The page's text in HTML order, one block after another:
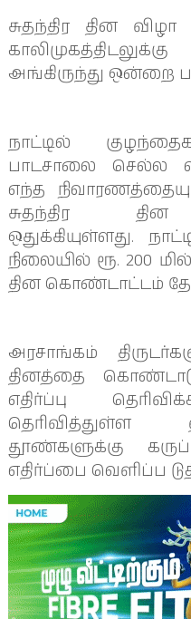
சுதந்திர தின
அங்கிருந்து ஒன்றை
நாட்டில்
பாடசாலை செல்ல
எந்த
சுதந்திர தின
ஒதுக்கியுள்ளது.
நிலையில் ரூ. 200
தின கொண்டாட்டம்
அரசாங்கம்
தினத்தை
எதிர்ப்பு
தூண்களுக்கு
எதிர்ப்பை வெளிப்ப